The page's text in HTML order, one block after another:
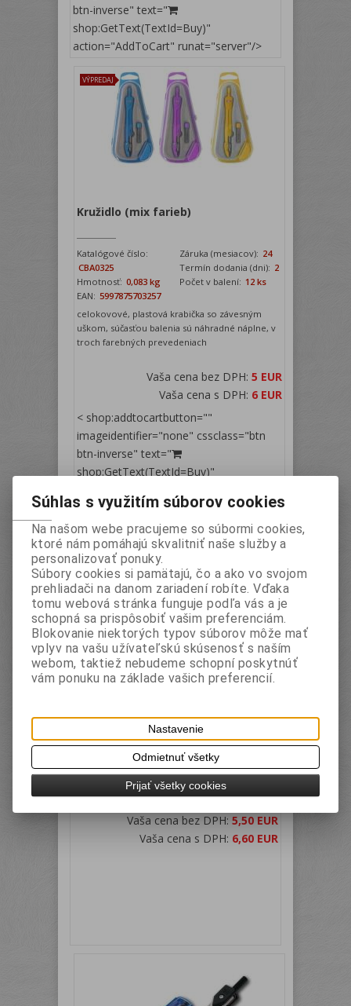
btn-inverse" text="
shop:GetText(TextId=Buy)"
action="AddToCart" runat="server"/>
VÝPREDAJ
Kružidlo (mix farieb)
Katalógové číslo:
CBA0325
Záruka (mesiacov): 24
Termín dodania (dni): 2
Hmotnosť: 0,083 kg Počet v balení: 12 ks
EAN: 5997875703257
celokovové, plastová krabička so závesným
uškom, súčasťou balenia sú náhradné náplne, v
troch farebných prevedeniach
Vaša cena bez DPH:5 EUR
Vaša cena s DPH: 6 EUR
< shop:addtocartbutton=""
imageidentifier="none" cssclass="btn
btn-inverse" text="
shop:GetText(TextId=Buy)"
PRIPRAVUJE SA
Kružidlo (mix farieb)
0,066 kg Počet v balení:
EAN:599787570601
tovar na ceste 11/2016
celokovové, plastová krabička so závesným
uškom, súčasťou balenia sú náhradné náplne a
Vaša cena bez DPH: 5,50 EUR
Vaša cena s DPH: 6,60 EUR
Súhlas s využitím súborov cookies
Na našom webe pracujeme so súbormi cookies,
ktoré nám pomáhajú skvalitniť naše služby a
personalizovať ponuky.
Súbory cookies si pamätajú, čo a ako vo svojom
prehliadači na danom zariadení robíte. Vďaka
tomu webová stránka funguje podľa vás a je
schopná sa prispôsobiť vašim preferenciám.
Blokovanie niektorých typov súborov môže mať
vplyv na vašu užívateľskú skúsenosť s naším
webom, taktiež nebudeme schopní poskytnúť
vám ponuku na základe vašich preferencií.
Nastavenie
Odmietnuť všetky
Prijať všetky cookies